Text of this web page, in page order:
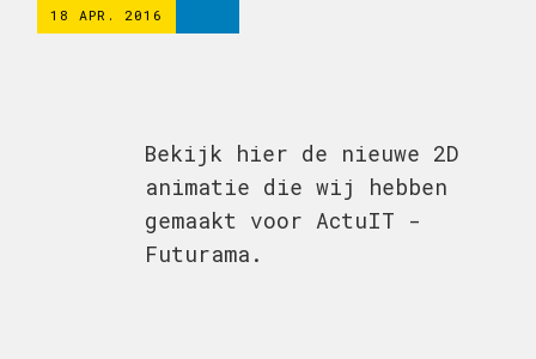
18 APR. 2016
Bekijk hier de nieuwe 2D
animatie die wij hebben
gemaakt voor ActuIT -
Futurama.